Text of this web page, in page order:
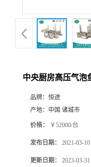
中央厨房高压气泡
品牌： 恒途
产地： 中国 诸城市
价格： ￥52000/台
发布日期： 2021-03-10
更新日期： 2023-03-31